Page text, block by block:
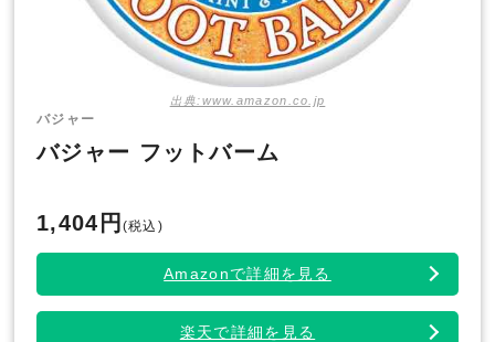
出典:www.amazon.co.jp
バジャー
バジャー フットバーム
1,404円 (税込)
Amazonで詳細を見る
楽天で詳細を見る